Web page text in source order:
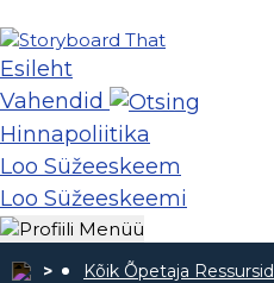
Esileht
Vahendid
Hinnapoliitika
Loo Süžeeskeem
Loo Süžeeskeemi
Kõik Õpetaja Ressursid